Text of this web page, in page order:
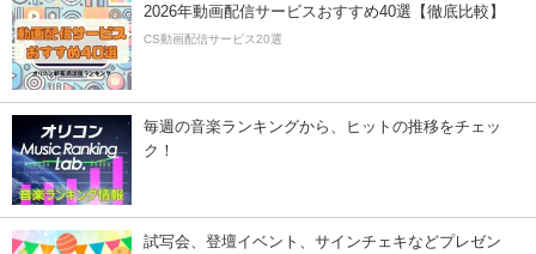
2026年動画配信サービスおすすめ40選【徹底比較】
CS動画配信サービス20選
毎週の音楽ランキングから、ヒットの推移をチェッ
ク！
試写会、登壇イベント、サインチェキなどプレゼン